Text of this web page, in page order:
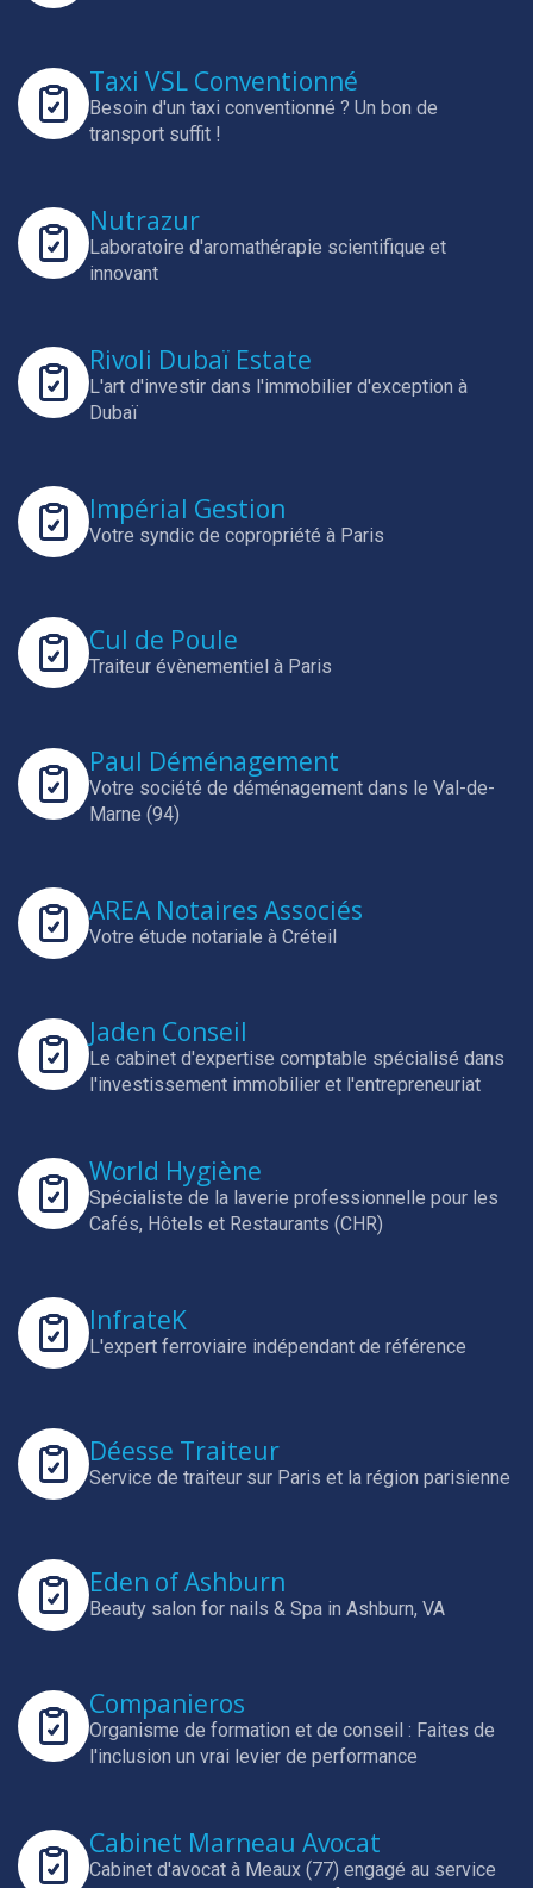
Taxi VSL Conventionné
Besoin d'un taxi conventionné ? Un bon de
transport suffit !
Nutrazur
Laboratoire d'aromathérapie scientifique et
innovant
Rivoli Dubaï Estate
L'art d'investir dans l'immobilier d'exception à
Dubaï
Impérial Gestion
Votre syndic de copropriété à Paris
Cul de Poule
Traiteur évènementiel à Paris
Paul Déménagement
Votre société de déménagement dans le Val-de-
Marne (94)
AREA Notaires Associés
Votre étude notariale à Créteil
Jaden Conseil
Le cabinet d'expertise comptable spécialisé dans
l'investissement immobilier et l'entrepreneuriat
World Hygiène
Spécialiste de la laverie professionnelle pour les
Cafés, Hôtels et Restaurants (CHR)
InfrateK
L'expert ferroviaire indépendant de référence
Déesse Traiteur
Service de traiteur sur Paris et la région parisienne
Eden of Ashburn
Beauty salon for nails & Spa in Ashburn, VA
Companieros
Organisme de formation et de conseil : Faites de
l'inclusion un vrai levier de performance
Cabinet Marneau Avocat
Cabinet d'avocat à Meaux (77) engagé au service